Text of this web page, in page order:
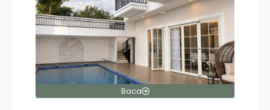
Baca